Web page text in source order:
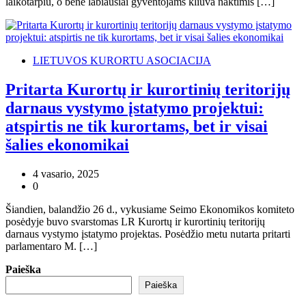
LIETUVOS KURORTU ASOCIACIJA
Pritarta Kurortų ir kurortinių teritorijų
darnaus vystymo įstatymo projektui:
atspirtis ne tik kurortams, bet ir visai
šalies ekonomikai
4 vasario, 2025
0
Šiandien, balandžio 26 d., vykusiame Seimo Ekonomikos komiteto
posėdyje buvo svarstomas LR Kurortų ir kurortinių teritorijų
darnaus vystymo įstatymo projektas. Posėdžio metu nutarta pritarti
parlamentaro M. […]
Paieška
Paieška